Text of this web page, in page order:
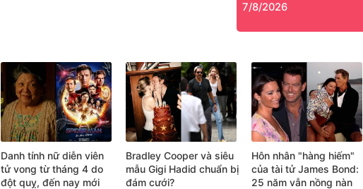
7/8/2026
Danh tính nữ diễn viên
tử vong từ tháng 4 do
đột quỵ, đến nay mới
Bradley Cooper và siêu
mẫu Gigi Hadid chuẩn bị
đám cưới?
Hôn nhân "hàng hiếm"
của tài tử James Bond:
25 năm vẫn nồng nàn